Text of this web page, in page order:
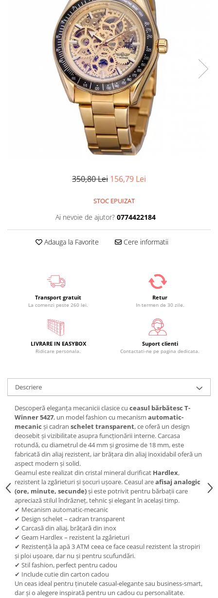
350,80 Lei 156,79 Lei
STOC EPUIZAT
Ai nevoie de ajutor? 0774422184
Adauga la Favorite Cere informatii
Transport gratuit
La comenzi peste 260 lei.
Retur
In termen de 30 zile.
LIVRARE IN EASYBOX
Ridicare personala.
Suport clienti
Contactati-ne pe pagina dedicata.
Descriere
Descoperă eleganța mecanicii clasice cu ceasul bărbătesc T-
Winner 5427, un model fashion cu mecanism automatic-
mecanic și cadran schelet transparent, ce oferă un design
deosebit și vizibilitate asupra funcționării interne. Carcasa
rotundă, cu diametrul de 44 mm și grosime de 18 mm, este
fabricată din aliaj rezistent, iar brățara din aliaj inoxidabil oferă un
aspect modern și solid.
Geamul este realizat din cristal mineral durificat Hardlex,
rezistent la zgârieturi și șocuri ușoare. Ceasul areafisaj analogic
(ore, minute, secunde)și este potrivit pentru bărbații care
apreciază stilul îndrăzneț, tehnic și elegant în același timp.
✔ Mecanism automatic-mecanic
✔ Design schelet – cadran transparent
✔ Carcasă din aliaj, brățară din inox
✔ Geam Hardlex – rezistent la zgârieturi
✔ Rezistență la apă 3 ATM ceea ce face ceasul rezistent la stropiri
și ploi ușoare, dar nu și pentru scufundări.
✔ Stil fashion, perfect pentru cadou
✔ Include cutie din carton cadou
Un ceas ideal pentru ținutele casual-elegante sau business-smart,
dar și o alegere inspirată pentru un cadou cu personalitate.